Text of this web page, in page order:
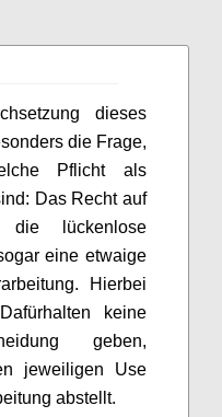
dieses
die Frage,
Pflicht als
Das Recht auf
die lückenlose
eine etwaige
Hierbei
keine
geben,
jeweiligen Use
abstellt.